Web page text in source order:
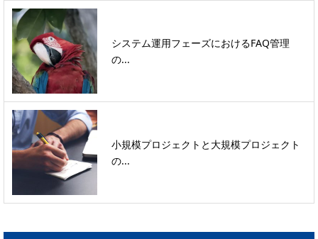
システム運用フェーズにおけるFAQ管理
の...
小規模プロジェクトと大規模プロジェクト
の...